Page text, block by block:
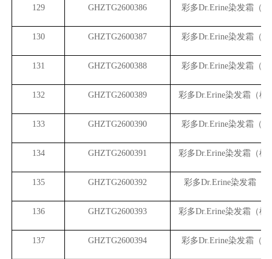
129 GHZTG2600386 彩多Dr.Erine染发霜（
130 GHZTG2600387 彩多Dr.Erine染发霜（
131 GHZTG2600388 彩多Dr.Erine染发霜（
132 GHZTG2600389 彩多Dr.Erine染发霜（植
133 GHZTG2600390 彩多Dr.Erine染发霜（
134 GHZTG2600391 彩多Dr.Erine染发霜（植
135 GHZTG2600392 彩多Dr.Erine染发霜（
136 GHZTG2600393 彩多Dr.Erine染发霜（植
137 GHZTG2600394 彩多Dr.Erine染发霜（